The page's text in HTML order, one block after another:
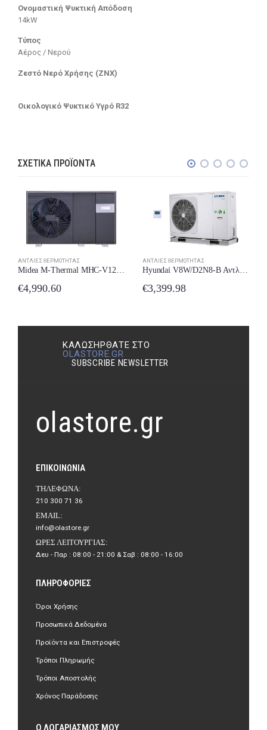
Ονομαστική Ψυκτική Απόδοση
14kW
Τύπος
Αέρος / Νερού
Ζεστό Νερό Χρήσης (ΖΝΧ)
Οικολογικό Ψυκτικό Υγρό R32
ΣΧΕΤΙΚΆ ΠΡΟΪΌΝΤΑ
ΑΝΤΛΊΕΣ ΘΕΡΜΌΤΗΤΑΣ
€4,990.60
ΑΝΤΛΊΕΣ ΘΕΡΜΌΤΗΤΑΣ
€3,399.98
ΚΑΛΩΣΉΡΘΑΤΕ ΣΤΟ
OLASTORE.GR
SUBSCRIBE NEWSLETTER
olastore.gr
ΕΠΙΚΟΙΝΩΝΊΑ
ΤΗΛΈΦΩΝΑ:
210 300 71 36
EMAIL:
info@olastore.gr
ΏΡΕΣ ΛΕΙΤΟΥΡΓΊΑΣ:
Δευ - Παρ : 08:00 - 21:00 & Σαβ : 08:00 - 16:00
ΠΛΗΡΟΦΟΡΊΕΣ
Όροι Χρήσης
Προσωπικά Δεδομένα
Προϊόντα και Επιστροφές
Τρόποι Πληρωμής
Τρόποι Αποστολής
Χρόνος Παράδοσης
Ο ΛΟΓΑΡΙΑΣΜΌΣ ΜΟΥ